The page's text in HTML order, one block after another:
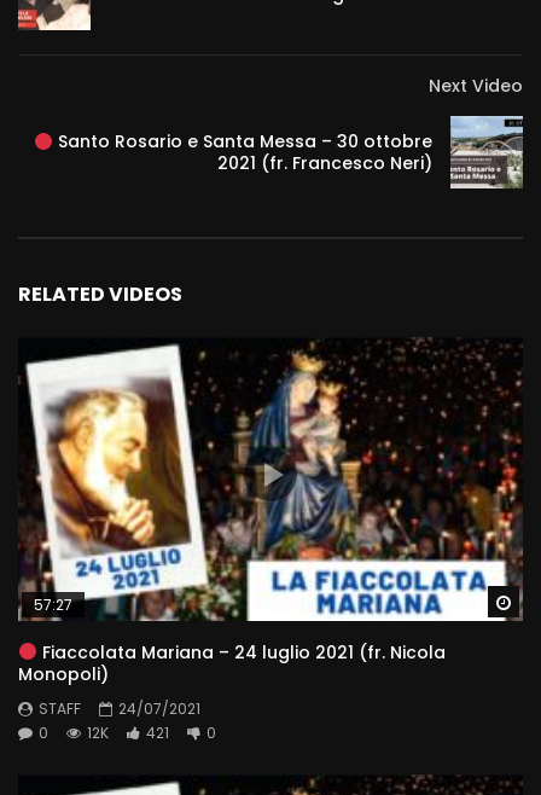
Next Video
Santo Rosario e Santa Messa – 30 ottobre
2021 (fr. Francesco Neri)
RELATED VIDEOS
57:27
Fiaccolata Mariana – 24 luglio 2021 (fr. Nicola
Monopoli)
STAFF
24/07/2021
0
12K 421 0